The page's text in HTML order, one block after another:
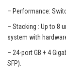
– Performance:
– Stacking : Up to 8
system with
– 24-port GB + 4
SFP).